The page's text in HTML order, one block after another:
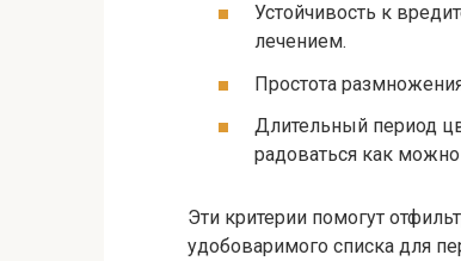
Устойчивость к
лечением.
Простота
Длительный период
радоваться как
Эти критерии помогут
удобоваримого списка для